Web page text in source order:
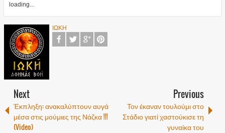
loading...
ΙΩΚΗ
Next
Έκπληξη: ανακαλύπτουν αυγά
μέσα στις μούμιες της Νάζκα !!!
(Video)
Previous
Τον έκαναν τουλούμι στο
Στάδιο γιατί χαστούκισε τη
γυναίκα του